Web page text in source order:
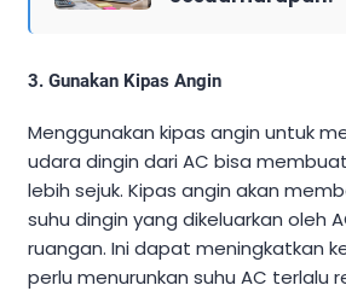
3. Gunakan Kipas Angin
Menggunakan kipas angin untuk
udara dingin dari AC bisa
lebih sejuk. Kipas angin akan
suhu dingin yang dikeluarkan oleh
ruangan. Ini dapat meningkatkan
perlu menurunkan suhu AC terlalu